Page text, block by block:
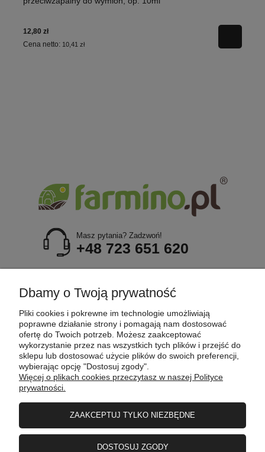
12,80 zł
Cena netto: 10,41 zł
Masz pytania? Zadzwoń!
+48 723 651 620
MOJE KONTO
PŁATNOŚCI I DOSTAWA
O FIRMIE
Dbamy o Twoją prywatność
Pliki cookies i pokrewne im technologie umożliwiają
poprawne działanie strony i pomagają nam dostosować
ofertę do Twoich potrzeb. Możesz zaakceptować
wykorzystanie przez nas wszystkich tych plików i przejść do
sklepu lub dostosować użycie plików do swoich preferencji,
wybierając opcję "Dostosuj zgody".
Więcej o plikach cookies przeczytasz w naszej Polityce
prywatności.
ZAAKCEPTUJ TYLKO NIEZBĘDNE
DOSTOSUJ ZGODY